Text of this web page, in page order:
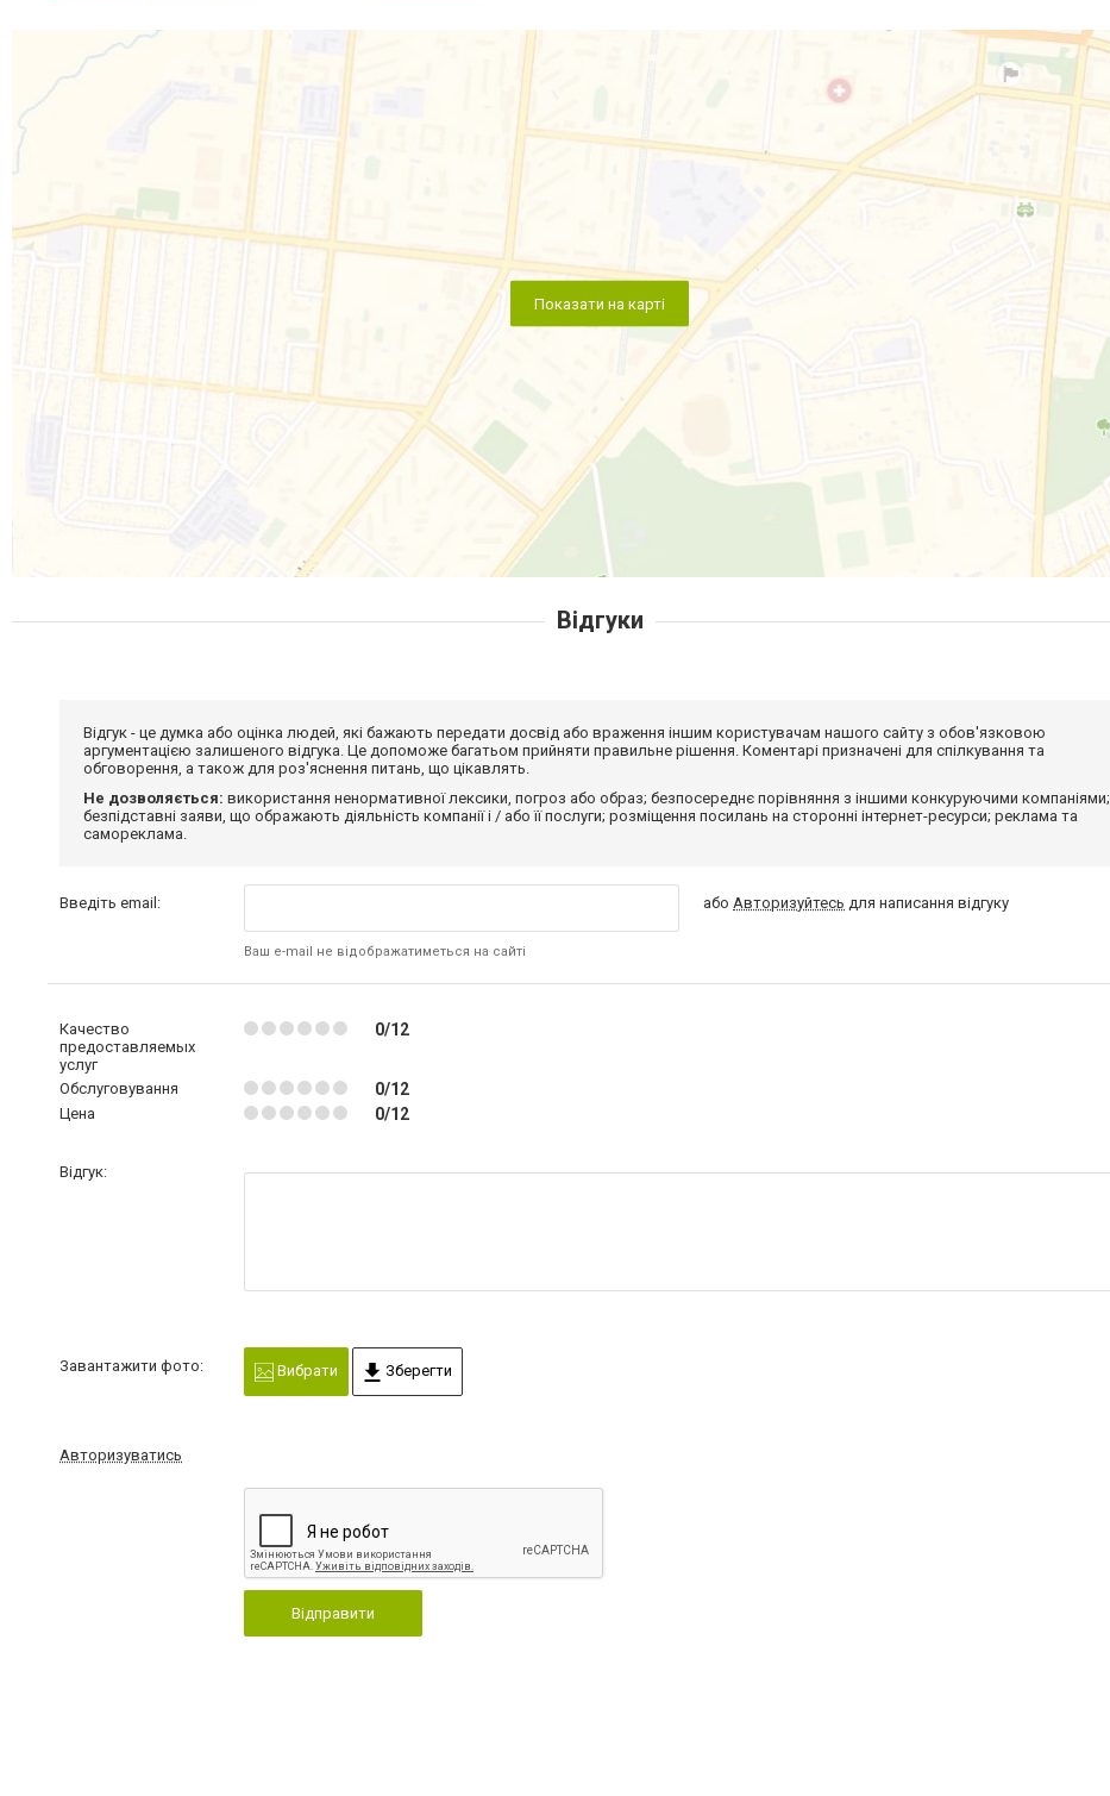
Показати на карті
Відгуки
Відгук - це думка або оцінка людей, які бажають передати досвід або враження іншим користувачам нашого сайту з обов'язковою
аргументацією залишеного відгука. Це допоможе багатьом прийняти правильне рішення. Коментарі призначені для спілкування та
обговорення, а також для роз'яснення питань, що цікавлять.
Не дозволяється: використання ненормативної лексики, погроз або образ; безпосереднє порівняння з іншими конкуруючими компаніями;
безпідставні заяви, що ображають діяльність компанії і / або її послуги; розміщення посилань на сторонні інтернет-ресурси; реклама та
самореклама.
Введіть email:
Ваш e-mail не відображатиметься на сайті
абоАвторизуйтесь для написання відгуку
Качество
предоставляемых
услуг
0/12
Обслуговування 0/12
Цена 0/12
Відгук:
Завантажити фото: Вибрати Зберегти
Авторизуватись
Відправити